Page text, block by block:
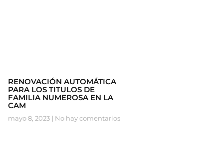
RENOVACIÓN AUTOMÁTICA
PARA LOS TITULOS DE
FAMILIA NUMEROSA EN LA
CAM
mayo 8, 2023 No hay comentarios